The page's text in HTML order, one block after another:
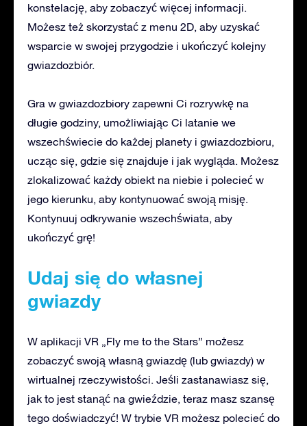
konstelację, aby zobaczyć więcej informacji.
Możesz też skorzystać z menu 2D, aby uzyskać
wsparcie w swojej przygodzie i ukończyć kolejny
gwiazdozbiór.
Gra w gwiazdozbiory zapewni Ci rozrywkę na
długie godziny, umożliwiając Ci latanie we
wszechświecie do każdej planety i gwiazdozbioru,
ucząc się, gdzie się znajduje i jak wygląda. Możesz
zlokalizować każdy obiekt na niebie i polecieć w
jego kierunku, aby kontynuować swoją misję.
Kontynuuj odkrywanie wszechświata, aby
ukończyć grę!
Udaj się do własnej
gwiazdy
W aplikacji VR „Fly me to the Stars” możesz
zobaczyć swoją własną gwiazdę (lub gwiazdy) w
wirtualnej rzeczywistości. Jeśli zastanawiasz się,
jak to jest stanąć na gwieździe, teraz masz szansę
tego doświadczyć! W trybie VR możesz polecieć do